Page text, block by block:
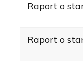
Raport o
Raport o